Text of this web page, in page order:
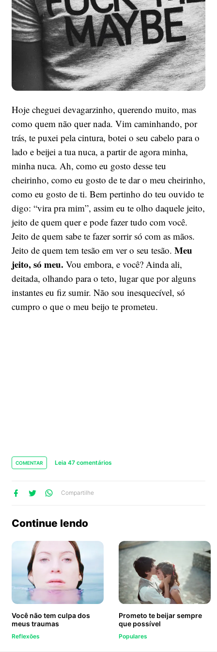
Hoje cheguei devagarzinho, querendo muito, mas
como quem não quer nada. Vim caminhando, por
trás, te puxei pela cintura, botei o seu cabelo para o
lado e beijei a tua nuca, a partir de agora minha,
minha nuca. Ah, como eu gosto desse teu
cheirinho, como eu gosto de te dar o meu cheirinho,
como eu gosto de ti. Bem pertinho do teu ouvido te
digo: “vira pra mim”, assim eu te olho daquele jeito,
jeito de quem quer e pode fazer tudo com você.
Jeito de quem sabe te fazer sorrir só com as mãos.
Jeito de quem tem tesão em ver o seu tesão. Meu
jeito, só meu. Vou embora, e você? Ainda ali,
deitada, olhando para o teto, lugar que por alguns
instantes eu fiz sumir. Não sou inesquecível, só
cumpro o que o meu beijo te prometeu.
COMENTAR Leia 47 comentários
Compartilhe
Continue lendo
Você não tem culpa dos
meus traumas
Reflexões
Prometo te beijar sempre
que possível
Populares